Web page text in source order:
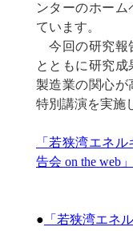
ンターのホー
ています。
今回の研究報
とともに研究
製造業の関心が
特別講演を実施
「若狭湾エネ
告会 on the web
● 「若狭湾エネ